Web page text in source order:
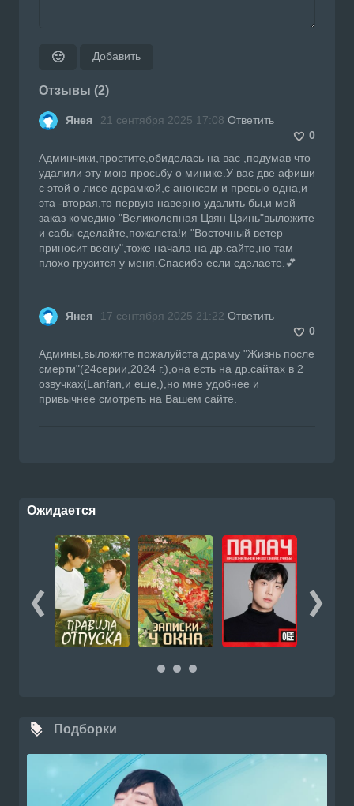
🙂 Добавить
Отзывы (2)
Янея 21 сентября 2025 17:08 Ответить
0
Админчики,простите,обиделась на вас ,подумав что
удалили эту мою просьбу о минике.У вас две афиши
с этой о лисе дорамкой,с анонсом и превью одна,и
эта -вторая,то первую наверно удалить бы,и мой
заказ комедию "Великолепная Цзян Цзинь"выложите
и сабы сделайте,пожалста!и "Восточный ветер
приносит весну",тоже начала на др.сайте,но там
плохо грузится у меня.Спасибо если сделаете.💕
Янея 17 сентября 2025 21:22 Ответить
0
Админы,выложите пожалуйста дораму "Жизнь после
смерти"(24серии,2024 г.),она есть на др.сайтах в 2
озвучках(Lanfan,и еще,),но мне удобнее и
привычнее смотреть на Вашем сайте.
Ожидается
Подборки